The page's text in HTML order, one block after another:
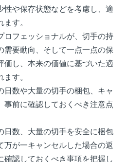
性や保存状態などを考慮し、適
す。
ロフェッショナルが、切手の持
需要動向、そして一点一点の保
価し、本来の価値に基づいた適
す。
日数や大量の切手の梱包、キャ
事前に確認しておくべき注意点
日数、大量の切手を安全に梱包
万が一キャンセルした場合の返
確認しておくべき事項を把握し